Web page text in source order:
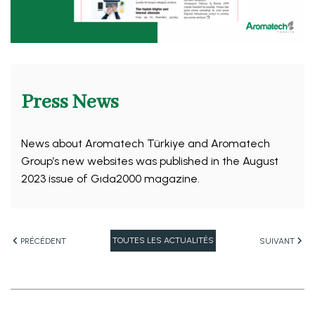
Press News
News about Aromatech Türkiye and Aromatech
Group’s new websites was published in the August
2023 issue of Gıda2000 magazine.
PRÉCÉDENT TOUTES LES ACTUALITÉS SUIVANT